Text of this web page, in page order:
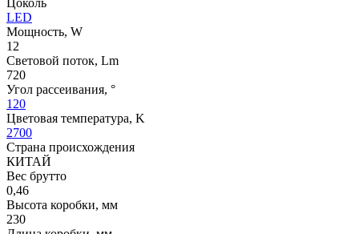
LED
Мощность, W
12
Световой поток, Lm
720
Угол рассеивания, °
120
Цветовая температура, K
2700
Страна происхождения
КИТАЙ
Вес брутто
0,46
Высота коробки, мм
230